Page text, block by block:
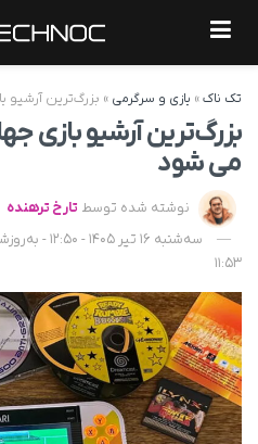
تک ناک» بازی و سرگرمی » بزرگ‌ترین آرشیو
بزرگ‌ترین آرشیو بازی
می‌ شود
نوشته شده توسط تارخ ترهنده
11:53